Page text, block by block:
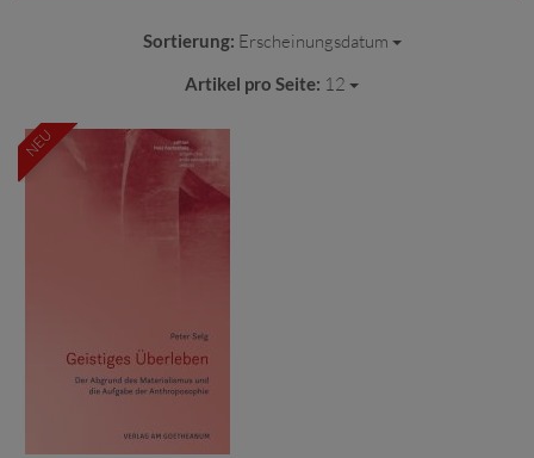
Sortierung: Erscheinungsdatum
Artikel pro Seite: 12
NEU